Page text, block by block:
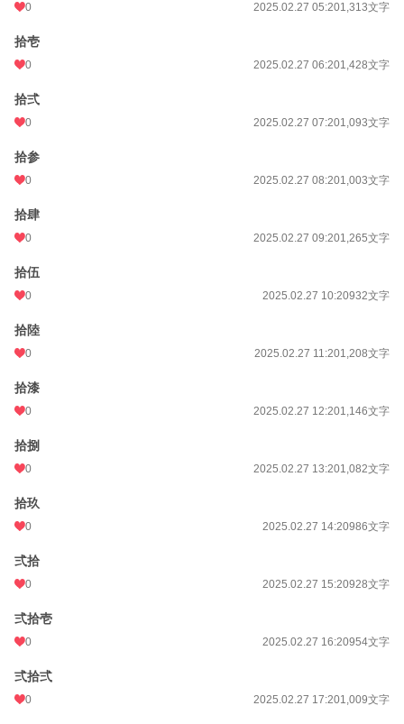
0 2025.02.27 05:201,313文字
拾壱
0 2025.02.27 06:201,428文字
拾弍
0 2025.02.27 07:201,093文字
拾参
0 2025.02.27 08:201,003文字
拾肆
0 2025.02.27 09:201,265文字
拾伍
0 2025.02.27 10:20932文字
拾陸
0 2025.02.27 11:201,208文字
拾漆
0 2025.02.27 12:201,146文字
拾捌
0 2025.02.27 13:201,082文字
拾玖
0 2025.02.27 14:20986文字
弍拾
0 2025.02.27 15:20928文字
弍拾壱
0 2025.02.27 16:20954文字
弍拾弍
0 2025.02.27 17:201,009文字